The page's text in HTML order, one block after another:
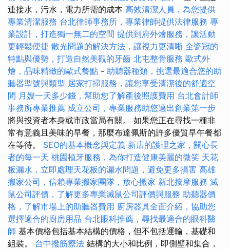
連接水，污水，電力所需的成本 高效清潔人員，為您提供
專業清潔服務 台北律師事務所，專業律師提供法律服務 專
業設計，打造獨一無二的空間 提供到府外燴服務，讓活動
更輕鬆便捷 散光問題的解決方法，讓視力更清晰 全瓷冠的
特點與優勢，打造自然美觀的牙齒 北屯整骨服務 歐式外
燴，品味精緻的歐式餐點 - 助聽器種類，挑選最適合您的助
聽器型號與類型 居家打掃服務，讓您享受清潔後的舒適空
間 月嫂一天多少錢，幫助您了解產後照護費用 台北會計師
事務所專業推薦 成立公司，專業服務助您邁出創業第一步
將與投資者本身或市政當局有關。 如果您正在尋找一種非
常有意義且美味的早餐，那麼布達佩斯的許多優質早午餐都
在等待。 SEO的基本概念與定義 新店的護理之家，關心長
者的每一天 桃園植牙服務，為你打造健康美麗的微笑 天花
板漏水，立即處理天花板的漏水問題，避免更多損害 高雄
搬家公司，信賴專業搬家團隊，放心搬家 新北按摩服務 滅
鼠公司評價，了解更多專業滅鼠公司評價與服務 助聽器價
格，了解市場上的助聽器費用 廚房器具全面介紹，協助您
選擇適合的廚房用品 台北眼科推薦，尋找最適合的眼科醫
師 基本價格包括基本結構的價格，但不包括運輸，基礎和
組裝。 台中撥筋療法 結構的大小和比例，即側壁和集合，